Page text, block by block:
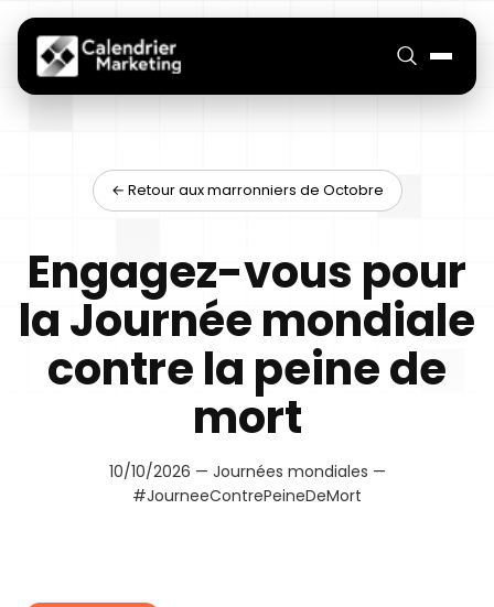
← Retour aux marronniers de Octobre
Engagez-vous pour
la Journée mondiale
contre la peine de
mort
10/10/2026 — Journées mondiales —
#JourneeContrePeineDeMort